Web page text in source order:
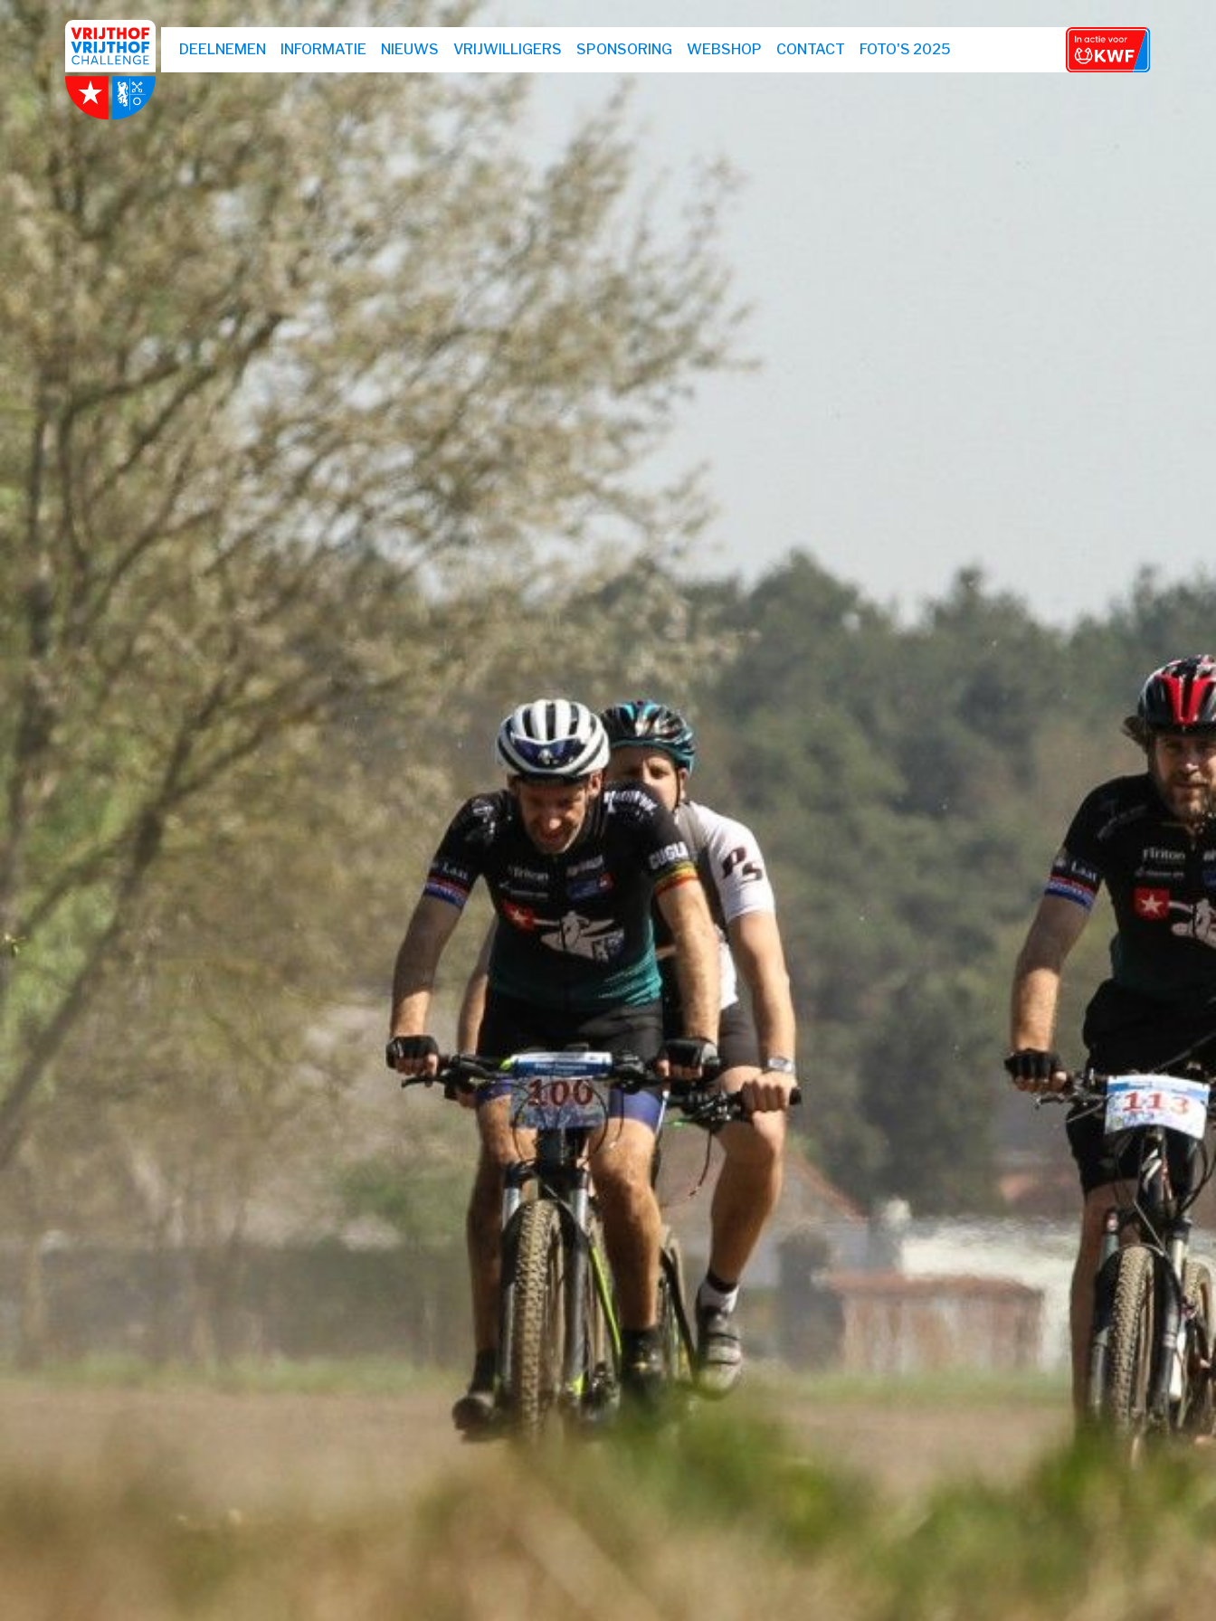
DEELNEMEN INFORMATIE NIEUWS VRIJWILLIGERS SPONSORING WEBSHOP CONTACT FOTO'S 2025